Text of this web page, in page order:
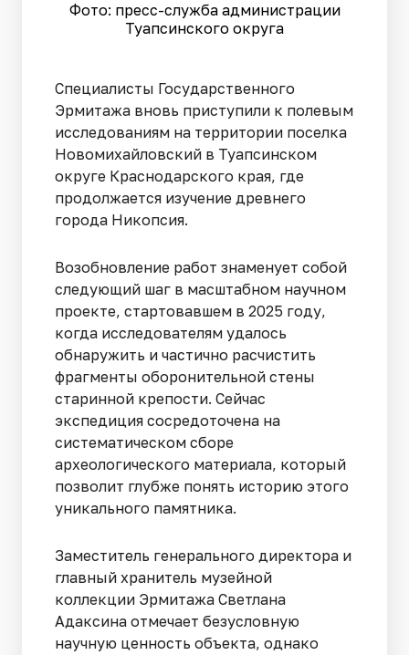
Фото: пресс-служба администрации
Туапсинского округа
Специалисты Государственного
Эрмитажа вновь приступили к полевым
исследованиям на территории поселка
Новомихайловский в Туапсинском
округе Краснодарского края, где
продолжается изучение древнего
города Никопсия.
Возобновление работ знаменует собой
следующий шаг в масштабном научном
проекте, стартовавшем в 2025 году,
когда исследователям удалось
обнаружить и частично расчистить
фрагменты оборонительной стены
старинной крепости. Сейчас
экспедиция сосредоточена на
систематическом сборе
археологического материала, который
позволит глубже понять историю этого
уникального памятника.
Заместитель генерального директора и
главный хранитель музейной
коллекции Эрмитажа Светлана
Адаксина отмечает безусловную
научную ценность объекта, однако